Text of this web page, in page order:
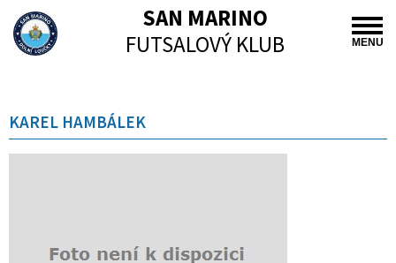
MENU
SAN MARINO
FUTSALOVÝ KLUB
KAREL HAMBÁLEK